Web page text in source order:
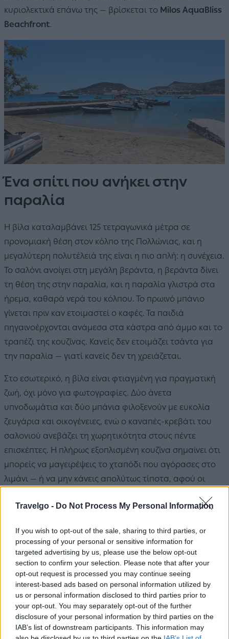
Travelgo - Do Not Process My Personal Information
If you wish to opt-out of the sale, sharing to third parties, or
processing of your personal or sensitive information for
targeted advertising by us, please use the below opt-out
section to confirm your selection. Please note that after your
opt-out request is processed you may continue seeing
interest-based ads based on personal information utilized by
us or personal information disclosed to third parties prior to
your opt-out. You may separately opt-out of the further
disclosure of your personal information by third parties on the
IAB’s list of downstream participants. This information may
κυριολεκτικά επάνω της — βρίσκεται το Milos AquaBliss
Beachfront.
Ένα σπίτι που ανήκει στην
παραλία
Η βίλα καταλαμβάνει 125 τετραγωνικά μέτρα σε
προνομιακή θέση στον κόλπο της Πολλώνιας, και η
μεγαλύτερη πολυτέλειά της είναι η πιο απλή: η συνέχεια.
Το σαλόνι ανοίγει στη μεγάλη βεράντα, η βεράντα δίνει
τη θέση της στην παραλία, και η παραλία γλιστρά στα
ήρεμα, καθαρά νερά του κόλπου. Το πρωινό μπάνιο
γίνεται πριν καν ετοιμαστεί ο καφές. Τα παιδιά
πηγαινοέρχονται ανάμεσα στα κάστρα από άμμο και το
τραπέζι της κουζίνας. Κανείς δεν ετοιμάζει τσάντα για
την παραλία — γιατί κανείς δεν τη χρειάζεται.
Στο εσωτερικό, η βίλα είναι φτιαγμένη για πραγματική
ζωή, όχι μόνο για φωτογραφίες. Δύο άνετα
υπνοδωμάτια και δύο μπάνια φιλοξενούν με ευκολία
ζευγάρια και οικογένειες, ενώ ο καναπές-κρεβάτι του
σαλονιού ανεβάζει τη χωρητικότητα στους πέντε
επισκέπτες. Η πλήρως εξοπλισμένη κουζίνα σημαίνει ότι
μπορείς να μαγειρέψεις το χταπόδι που αγόρασες στο
λιμάνι — ή να μην κάνεις απολύτως τίποτα, αφού οι
Και για μεγαλύτερες οικογένειες ή παρέες υπάρχει μια
δικό του μπάνιο, διαθέσιμο κατόπιν αιτήματος.